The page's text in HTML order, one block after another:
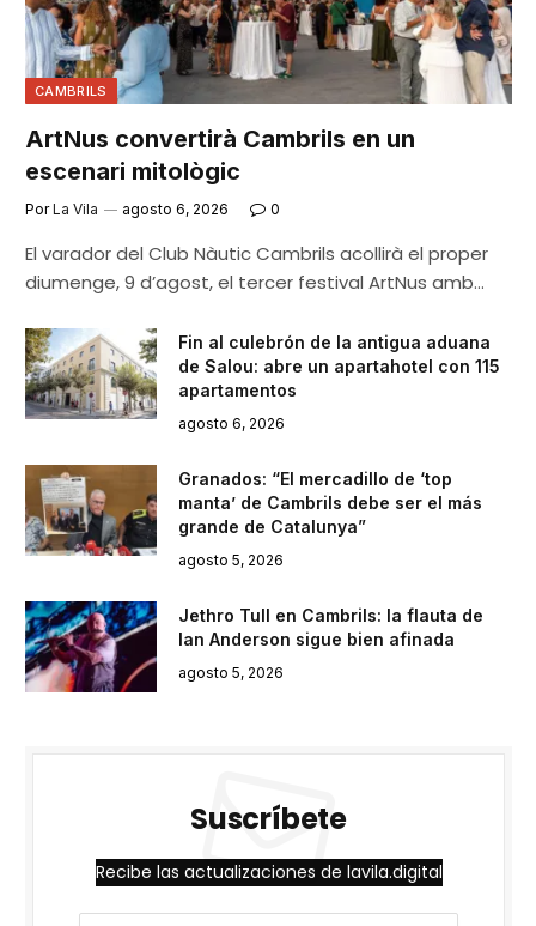
CAMBRILS
ArtNus convertirà Cambrils en un
escenari mitològic
Por La Vila agosto 6, 2026 0
El varador del Club Nàutic Cambrils acollirà el proper
diumenge, 9 d’agost, el tercer festival ArtNus amb…
Fin al culebrón de la antigua aduana
de Salou: abre un apartahotel con 115
apartamentos
agosto 6, 2026
Granados: “El mercadillo de ‘top
manta’ de Cambrils debe ser el más
grande de Catalunya”
agosto 5, 2026
Jethro Tull en Cambrils: la flauta de
Ian Anderson sigue bien afinada
agosto 5, 2026
Suscríbete
Recibe las actualizaciones de lavila.digital